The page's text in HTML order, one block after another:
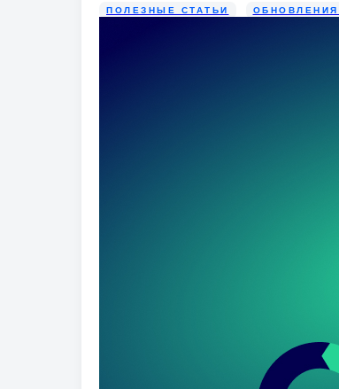
ПОЛЕЗНЫЕ СТАТЬИ